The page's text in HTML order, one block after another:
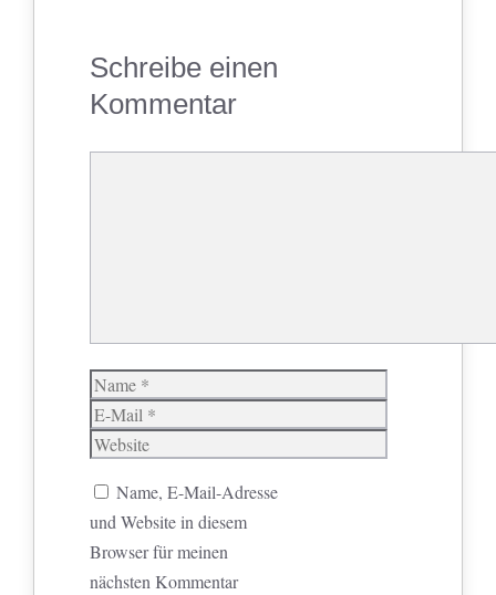
Schreibe einen
Kommentar
Name
E-
Mail
Website
Name, E-Mail-Adresse
und Website in diesem
Browser für meinen
nächsten Kommentar